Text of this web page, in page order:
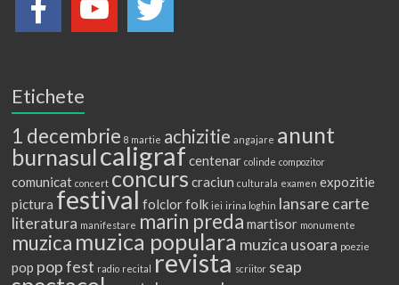
Etichete
1 decembrie 8 martie achizitie angajare anunt
burnasulcaligraf centenar colinde compozitor
comunicat concert concurs craciun culturala examen expozitie
pictura festival folclorfolk iei irina loghin lansare carte
literatura manifestare marin preda martisor monumente
muzica muzica populara muzica usoara poezie
pop pop fest radio recital revista scriitor seap